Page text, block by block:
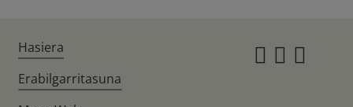
Hasiera
Erabilgarritasuna